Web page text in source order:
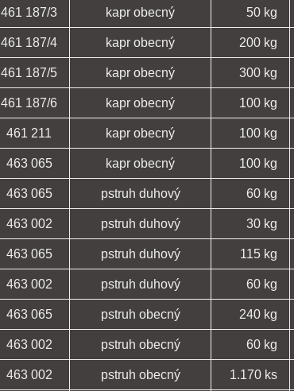
461 187/3 kapr obecný 50 kg
461 187/4 kapr obecný 200 kg
461 187/5 kapr obecný 300 kg
461 187/6 kapr obecný 100 kg
461 211 kapr obecný 100 kg
463 065 kapr obecný 100 kg
463 065 pstruh duhový 60 kg
463 002 pstruh duhový 30 kg
463 065 pstruh duhový 115 kg
463 002 pstruh duhový 60 kg
463 065 pstruh obecný 240 kg
463 002 pstruh obecný 60 kg
463 002 pstruh obecný 1.170 ks